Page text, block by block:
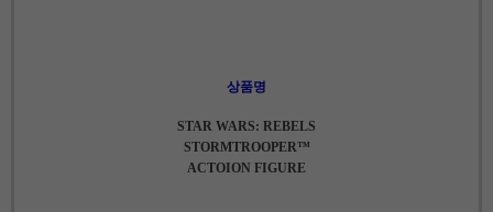
상품명
STAR WARS: REBELS
STORMTROOPER™
ACTOION FIGURE